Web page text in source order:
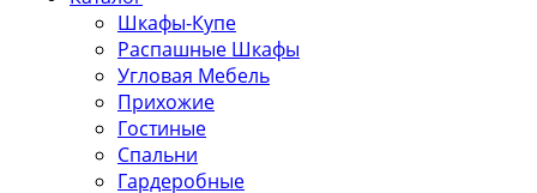
Шкафы-Купе
Распашные Шкафы
Угловая Мебель
Прихожие
Гостиные
Спальни
Гардеробные